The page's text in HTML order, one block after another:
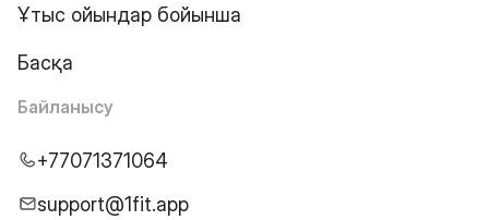
Ұтыс ойындар бойынша
Басқа
Байланысу
+77071371064
support@1fit.app